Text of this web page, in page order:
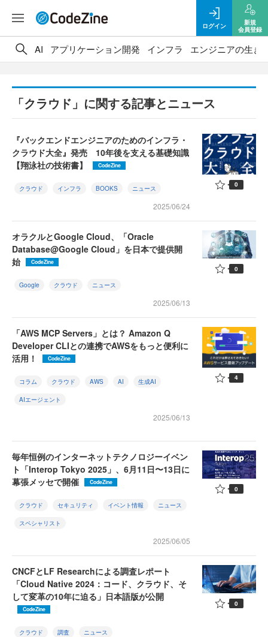
ログイン
新規
会員登録
AI アプリケーション開発 インフラ エンジニアの生き
「クラウド」に関する記事とニュース
『バックエンドエンジニアのためのインフラ・
クラウド大全』発売 10年後を支える基礎知識
【翔泳社の技術書】
CodeZine
クラウド インフラ BOOKS ニュース
2025/06/24
0
オラクルとGoogle Cloud、「Oracle
Database@Google Cloud」を日本で提供開
始
CodeZine
Google クラウド ニュース
2025/06/13
0
「AWS MCP Servers」とは？ Amazon Q
Developer CLIとの連携でAWSをもっと便利に
活用！
CodeZine
コラム クラウド AWS AI 生成AI
AIエージェント
2025/06/13
4
毎年恒例のインターネットテクノロジーイベン
ト「Interop Tokyo 2025」、6月11日〜13日に
幕張メッセで開催
CodeZine
クラウド セキュリティ イベント情報 ニュース
スペシャリスト
2025/06/05
0
CNCFとLF Researchによる調査レポート
「Cloud Native 2024：コード、クラウド、そ
して変革の10年に迫る」日本語版が公開
CodeZine
クラウド 調査 ニュース
0